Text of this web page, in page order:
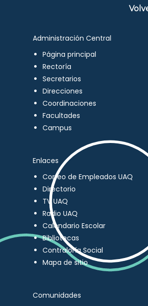
Administración Central
Página principal
Rectoría
Secretarios
Direcciones
Coordinaciones
Facultades
Campus
Enlaces
Correo de Empleados UAQ
Directorio
TV UAQ
Radio UAQ
Calendario Escolar
Bibliotecas
Contraloría Social
Mapa de sitio
Comunidades